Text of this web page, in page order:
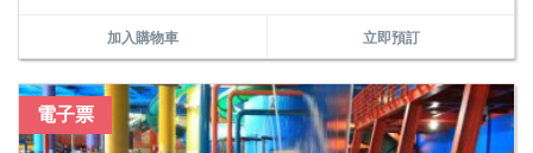
加入購物車 立即預訂
電子票